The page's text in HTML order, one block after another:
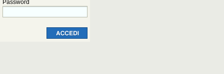
Password